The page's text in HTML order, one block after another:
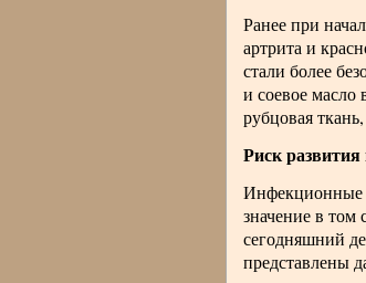
Ранее при
артрита и
стали более
и соевое масло
рубцовая
Риск
Инфекционные
значение в том
сегодняшний
представлены